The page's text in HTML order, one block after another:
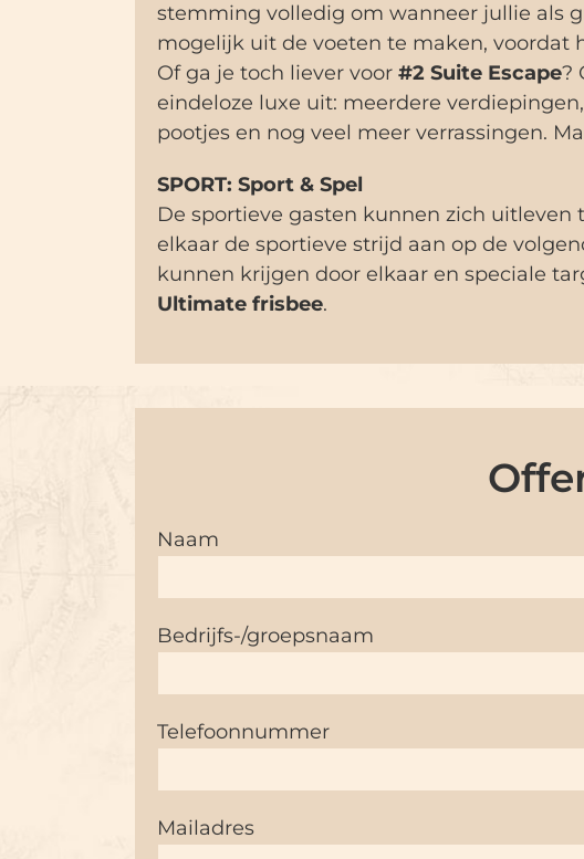
stemming volledig om wanneer jullie als
mogelijk uit de voeten te maken, voordat
Of ga je toch liever voor #2 Suite Escape?
eindeloze luxe uit: meerdere
pootjes en nog veel meer verrassingen.
SPORT: Sport & Spel
De sportieve gasten kunnen zich
elkaar de sportieve strijd aan op de
kunnen krijgen door elkaar en speciale
Ultimate frisbee.
Naam
Bedrijfs-/groepsnaam
Telefoonnummer
Mailadres